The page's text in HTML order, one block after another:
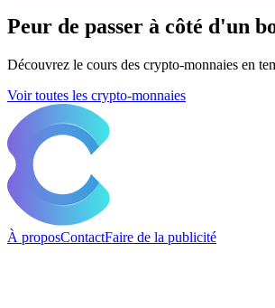
Peur de passer à côté d'un
Découvrez le cours des crypto-monnaies en
Voir toutes les crypto-monnaies
À proposContactFaire de la publicité